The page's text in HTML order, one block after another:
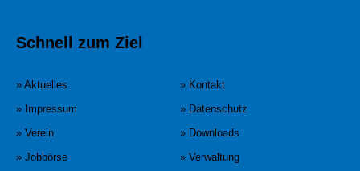
Schnell zum Ziel
» Aktuelles
» Kontakt
» Impressum
» Datenschutz
» Verein
» Downloads
» Jobbörse
» Verwaltung